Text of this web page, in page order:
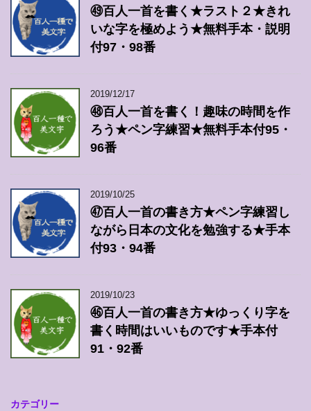
㊾百人一首を書く★ラスト２★きれ
いな字を極めよう★無料手本・説明
付97・98番
2019/12/17
㊽百人一首を書く！趣味の時間を作
ろう★ペン字練習★無料手本付95・
96番
2019/10/25
㊼百人一首の書き方★ペン字練習し
ながら日本の文化を勉強する★手本
付93・94番
2019/10/23
㊻百人一首の書き方★ゆっくり字を
書く時間はいいものです★手本付
91・92番
カテゴリー